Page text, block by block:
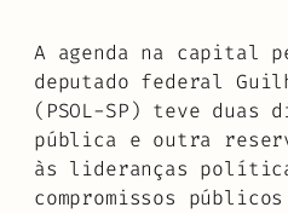
A agenda na capital
deputado federal
(PSOL-SP) teve duas
pública e outra
às lideranças
compromissos